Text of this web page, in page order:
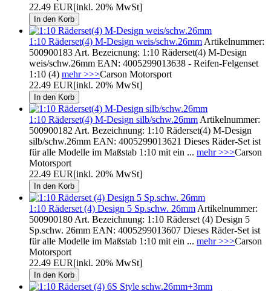
22.49 EUR[inkl. 20% MwSt]
1:10 Räderset(4) M-Design weis/schw.26mm Artikelnummer:
500900183 Art. Bezeicnung: 1:10 Räderset(4) M-Design
weis/schw.26mm EAN: 4005299013638 - Reifen-Felgenset
1:10 (4) mehr >>>Carson Motorsport
22.49 EUR[inkl. 20% MwSt]
1:10 Räderset(4) M-Design silb/schw.26mm Artikelnummer:
500900182 Art. Bezeichnung: 1:10 Räderset(4) M-Design
silb/schw.26mm EAN: 4005299013621 Dieses Räder-Set ist
für alle Modelle im Maßstab 1:10 mit ein ... mehr >>>Carson
Motorsport
22.49 EUR[inkl. 20% MwSt]
1:10 Räderset (4) Design 5 Sp.schw. 26mm Artikelnummer:
500900180 Art. Bezeichnung: 1:10 Räderset (4) Design 5
Sp.schw. 26mm EAN: 4005299013607 Dieses Räder-Set ist
für alle Modelle im Maßstab 1:10 mit ein ... mehr >>>Carson
Motorsport
22.49 EUR[inkl. 20% MwSt]